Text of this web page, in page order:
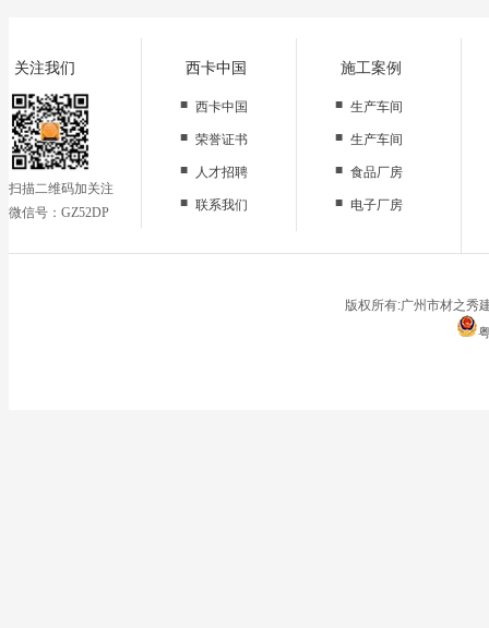
关注我们
扫描二维码加关注
微信号：GZ52DP
西卡中国
■ 西卡中国
■ 荣誉证书
■
人才招聘
■ 联系我们
施工案例
■ 生产车间
■ 生产车间
■ 食品厂房
■ 电子厂房
停车场
版权所有:广州市材之